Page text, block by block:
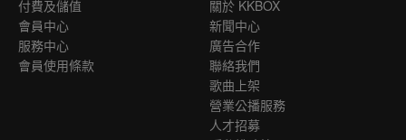
付費及儲值
會員中心
服務中心
會員使用條款
關於 KKBOX
新聞中心
廣告合作
聯絡我們
歌曲上架
營業公播服務
人才招募